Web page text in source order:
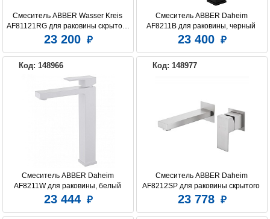
Смеситель ABBER Wasser Kreis
AF81121RG для раковины скрытого
монтажа, розовое золото
23 200
Смеситель ABBER Daheim
AF8211B для раковины, черный
матовый
23 400
Код: 148966
Смеситель ABBER Daheim
AF8211W для раковины, белый
матовый
23 444
Код: 148977
Смеситель ABBER Daheim
AF8212SP для раковины скрытого
монтажа, сатин
23 778